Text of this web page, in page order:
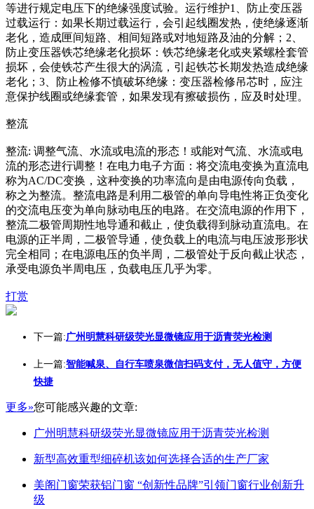
等进行规定电压下的绝缘强度试验。运行维护1、防止变压器
过载运行：如果长期过载运行，会引起线圈发热，使绝缘逐渐
老化，造成匣间短路、相间短路或对地短路及油的分解；2、
防止变压器铁芯绝缘老化损坏：铁芯绝缘老化或夹紧螺栓套管
损坏，会使铁芯产生很大的涡流，引起铁芯长期发热造成绝缘
老化；3、防止检修不慎破坏绝缘：变压器检修吊芯时，应注
意保护线圈或绝缘套管，如果发现有擦破损伤，应及时处理。
整流
整流: 调整气流、水流或电流的形态！或能对气流、水流或电
流的形态进行调整！在电力电子方面：将交流电变换为直流电
称为AC/DC变换，这种变换的功率流向是由电源传向负载，
称之为整流。整流电路是利用二极管的单向导电性将正负变化
的交流电压变为单向脉动电压的电路。在交流电源的作用下，
整流二极管周期性地导通和截止，使负载得到脉动直流电。在
电源的正半周，二极管导通，使负载上的电流与电压波形形状
完全相同；在电源电压的负半周，二极管处于反向截止状态，
承受电源负半周电压，负载电压几乎为零。
打赏
下一篇:广州明慧科研级荧光显微镜应用于沥青荧光检测
上一篇:智能喊泉、自行车喷泉微信扫码支付，无人值守，方便
快捷
更多»您可能感兴趣的文章:
广州明慧科研级荧光显微镜应用于沥青荧光检测
新型高效重型细碎机该如何选择合适的生产厂家
美阁门窗荣获铝门窗 “创新性品牌”引领门窗行业创新升
级